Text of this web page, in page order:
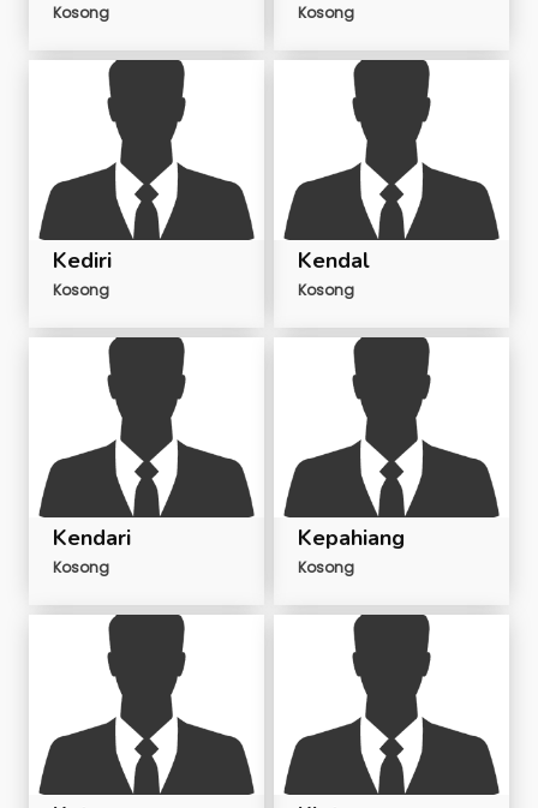
Kosong Kosong
Kediri
Kosong
Kendal
Kosong
Kendari
Kosong
Kepahiang
Kosong